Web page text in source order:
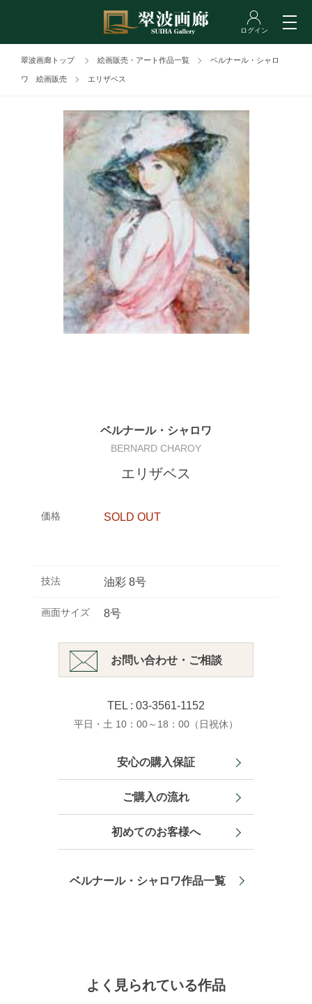
翠波画廊トップ 絵画販売・アート作品一覧 ベルナール・シャロ
ワ 絵画販売 エリザベス
ベルナール・シャロワ
BERNARD CHAROY
エリザベス
価格 SOLD OUT
技法 油彩 8号
画面サイズ 8号
お問い合わせ・ご相談
TEL : 03-3561-1152
平日・土 10：00～18：00（日祝休）
安心の購入保証
ご購入の流れ
初めてのお客様へ
ベルナール・シャロワ作品一覧
よく見られている作品